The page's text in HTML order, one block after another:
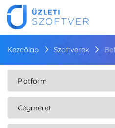
Kezdőlap Szoftverek